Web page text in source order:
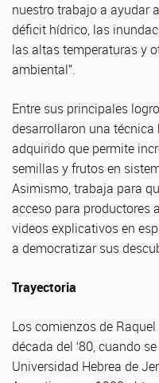
nuestro trabajo a ayudar
déficit hídrico, las
las altas temperaturas y
ambiental”.
Entre sus principales
desarrollaron una
adquirido que permite
semillas y frutos en
Asimismo, trabaja para
acceso para productores
videos explicativos en
a democratizar sus
Trayectoria
Los comienzos de
década del ‘80, cuando
Universidad Hebrea de